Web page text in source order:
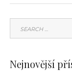
Nejnovější